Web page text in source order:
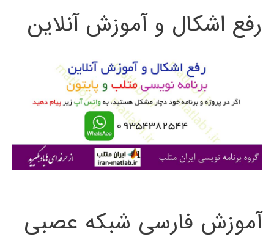
ج
ی
رفع اشکال و آموزش آنلاین
آموزش فارسی شبکه عصبی